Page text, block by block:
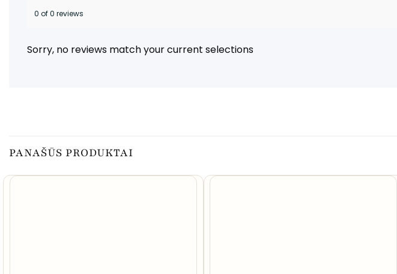
0 of 0 reviews
Sorry, no reviews match your current selections
PANAŠŪS PRODUKTAI